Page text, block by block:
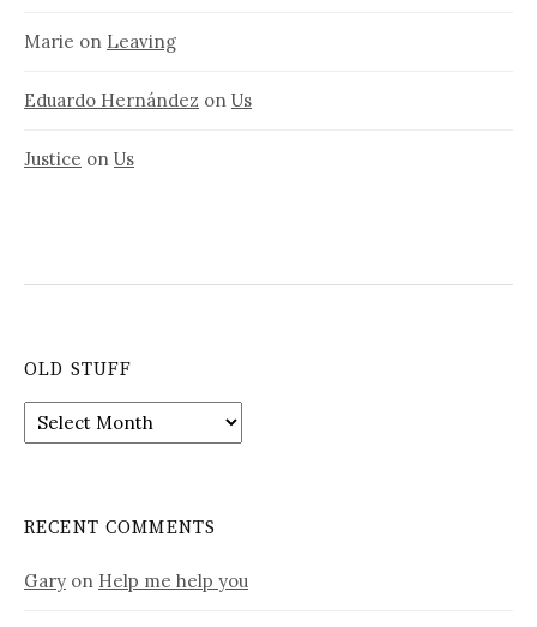
Marie on Leaving
Eduardo Hernández on Us
Justice on Us
OLD STUFF
Old
stuff
RECENT COMMENTS
Gary on Help me help you